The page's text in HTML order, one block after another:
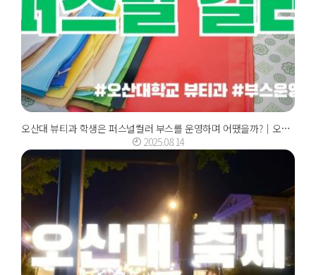
오산대 뷰티과 학생은 퍼스널컬러 부스를 운영하며 어땠을까?｜오산대학교 Osan Unive...
2025.08.14